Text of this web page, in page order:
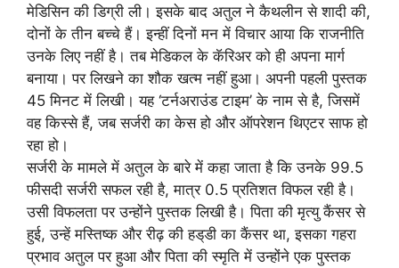
मेडिसिन की डिग्री ली। इसके बाद अतुल ने कैथलीन से शादी की,
दोनों के तीन बच्चे हैं। इन्हीं दिनों मन में विचार आया कि राजनीति
उनके लिए नहीं है। तब मेडिकल के कॅरिअर को ही अपना मार्ग
बनाया। पर लिखने का शौक खत्म नहीं हुआ। अपनी पहली पुस्तक
45 मिनट में लिखी। यह ‘टर्नअराउंड टाइम’ के नाम से है, जिसमें
वह किस्से हैं, जब सर्जरी का केस हो और ऑपरेशन थिएटर साफ हो
रहा हो।
सर्जरी के मामले में अतुल के बारे में कहा जाता है कि उनके 99.5
फीसदी सर्जरी सफल रही है, मात्र 0.5 प्रतिशत विफल रही है।
उसी विफलता पर उन्होंने पुस्तक लिखी है। पिता की मृत्यु कैंसर से
हुई, उन्हें मस्तिष्क और रीढ़ की हड्‌डी का कैंसर था, इसका गहरा
प्रभाव अतुल पर हुआ और पिता की स्मृति में उन्होंने एक पुस्तक